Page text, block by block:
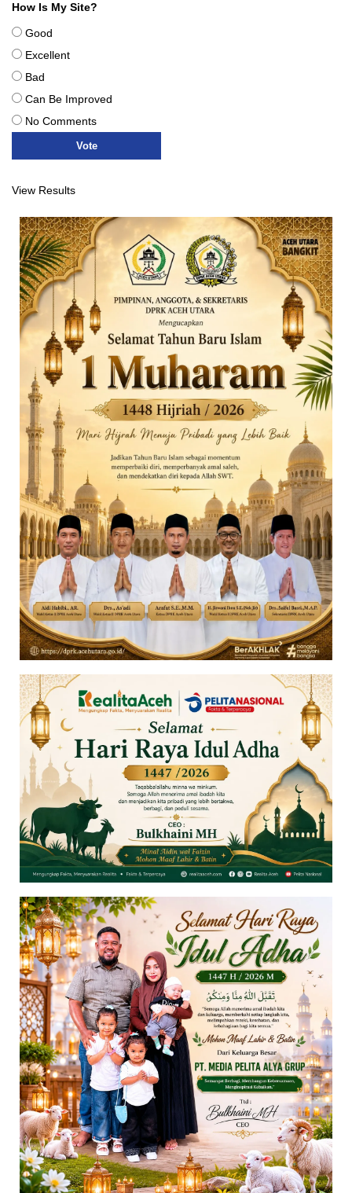
How Is My Site?
Good
Excellent
Bad
Can Be Improved
No Comments
View Results